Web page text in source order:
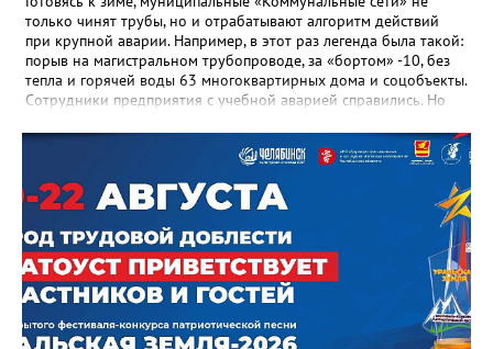
только чинят трубы, но и отрабатывают алгоритм действий
при крупной аварии. Например, в этот раз легенда была такой:
порыв на магистральном трубопроводе, за «бортом» -10, без
тепла и горячей воды 63 многоквартирных дома и соцобъекты.
Сотрудники предприятия с учебной аварией справились. Но
отметили и недочёты. «Например, управляющие компании
несвоевременно приняли меры для предотвращения
“перемерзания” общей домовой тепловой сети
многоквартирного дома, отсутствовало взаимодействие с
ресурсоснабжающей организацией, ЕДДС и иными службами»,
— сообщила начальник Главного управления ГЖИ Ирина
Настенко. В следующий раз, рекомендовали в
Госжилинспекции, службы должны действовать слаженно. И
оперативно делиться информацией со всеми
заинтересованными – от поставщика тепла до конечных
потребителей.